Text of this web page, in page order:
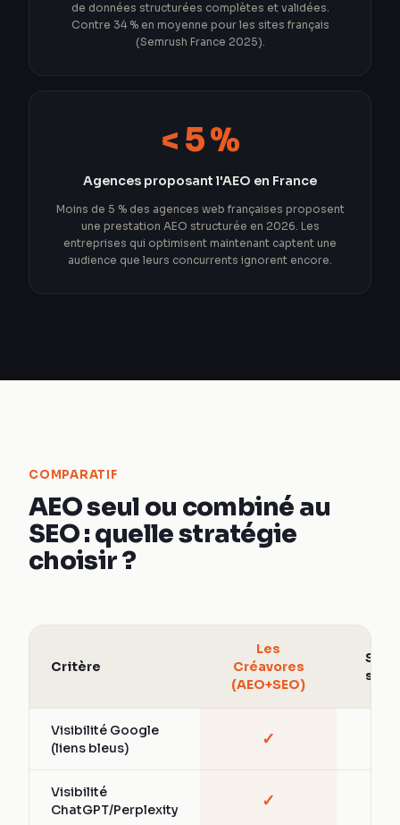
de données structurées complètes et validées.
Contre 34 % en moyenne pour les sites français
(Semrush France 2025).
< 5 %
Agences proposant l'AEO en France
Moins de 5 % des agences web françaises proposent
une prestation AEO structurée en 2026. Les
entreprises qui optimisent maintenant captent une
audience que leurs concurrents ignorent encore.
COMPARATIF
AEO seul ou combiné au
SEO : quelle stratégie
choisir ?
Critère
Les
Créavores
(AEO+SEO)
SEO
seul
Visibilité Google
(liens bleus)
✓
Visibilité
ChatGPT/Perplexity
✓